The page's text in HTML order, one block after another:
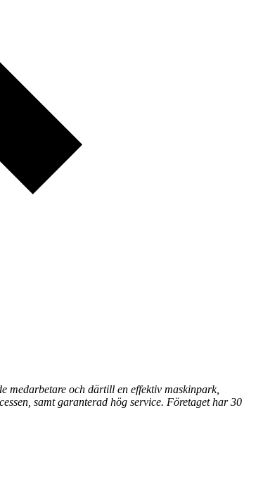
medarbetare och därtill en effektiv maskinpark,
samt garanterad hög service. Företaget har 30